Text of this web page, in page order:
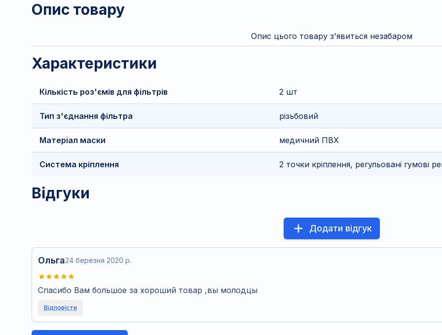
Опис товару
Опис цього товару з'явиться незабаром
Характеристики
Кількість роз'ємів для фільтрів 2 шт
Тип з'єднання фільтра різьбовий
Матеріал маски медичний ПВХ
Система кріплення 2 точки кріплення, регульовані гумові
Відгуки
Додати відгук
Ольга24 березня 2020 р.
Спасибо Вам большое за хороший товар ,вы молодцы
Відповісти